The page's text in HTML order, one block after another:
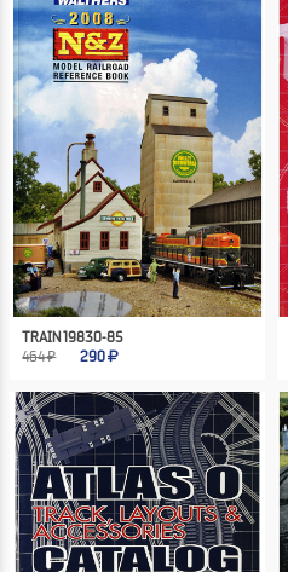
TRAIN 19830-85
464 ₽
290